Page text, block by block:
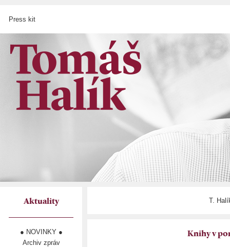
Press kit
Aktuality
● NOVINKY ●
Archiv zpráv
T.
Knihy v